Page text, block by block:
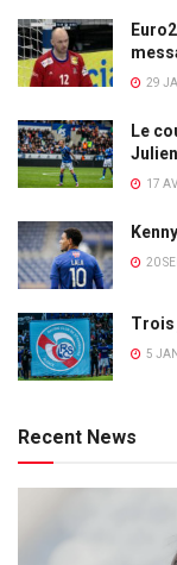
29
Le
17
20
Trois
5
Recent News